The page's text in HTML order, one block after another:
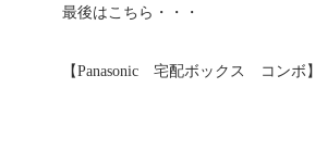
最後はこちら・・・
【Panasonic 宅配ボックス コンボ】